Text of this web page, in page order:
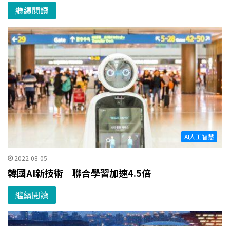
繼續閱讀
AI人工智慧
2022-08-05
韓國AI新技術 聯合學習加速4.5倍
繼續閱讀